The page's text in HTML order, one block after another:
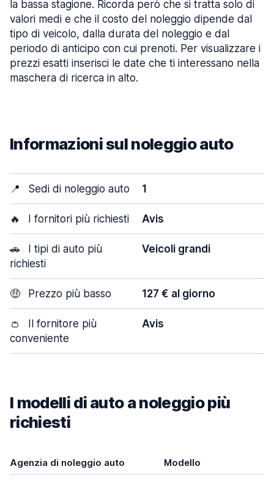
la bassa stagione. Ricorda però che si tratta solo di
valori medi e che il costo del noleggio dipende dal
tipo di veicolo, dalla durata del noleggio e dal
periodo di anticipo con cui prenoti. Per visualizzare i
prezzi esatti inserisci le date che ti interessano nella
maschera di ricerca in alto.
Informazioni sul noleggio auto
📍 Sedi di noleggio auto 1
🔥 I fornitori più richiesti Avis
🚗
I tipi di auto più
richiesti
Veicoli grandi
🤑 Prezzo più basso 127 € al giorno
👛
Il fornitore più
conveniente
Avis
I modelli di auto a noleggio più
richiesti
Agenzia di noleggio auto Modello